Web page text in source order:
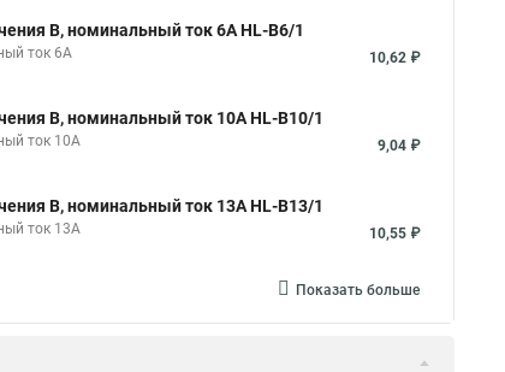
B, номинальный ток 6А HL-B6/1
ток 6А 10,62 ₽
B, номинальный ток 10А HL-B10/1
ток 10А 9,04 ₽
B, номинальный ток 13А HL-B13/1
ток 13А 10,55 ₽
Показать больше